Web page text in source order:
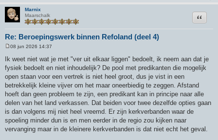
Marnix
Maarschalk
Re: Beroepingswerk binnen Refoland (deel 4)
Citeer
i
h
t
08 jun 2026 14:37
Ik weet niet wat je met "ver uit elkaar liggen" bedoelt, ik neem aan dat je
fysiek bedoelt en niet inhoudelijk? De pool met predikanten die mogelijk
open staan voor een vertrek is niet heel groot, dus je vist in een
betrekkelijk kleine vijver om het maar oneerbiedig te zeggen. Afstand
hoeft dan geen probleem te zijn, een predikant kan in principe naar alle
delen van het land verkassen. Dat beiden voor twee dezelfde opties gaan
is dan volgens mij niet heel vreemd. Er zijn kerkverbanden waar de
spoeling minder dun is en men eerder in de regio zou kijken naar
vervanging maar in de kleinere kerkverbanden is dat niet echt het geval.